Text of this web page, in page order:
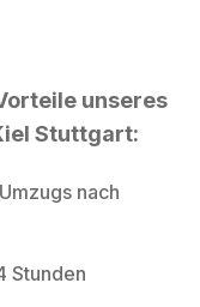
unseres
Stuttgart:
nach
Stunden